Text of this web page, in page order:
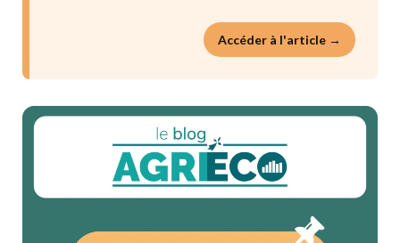
Accéder à l'article →